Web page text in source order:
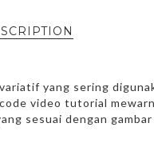
yang sering
video tutorial
sesuai dengan